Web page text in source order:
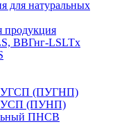
для натуральных
продукция
ВВГнг-LSLTx
(ПУГНП)
(ПУНП)
ПНСВ